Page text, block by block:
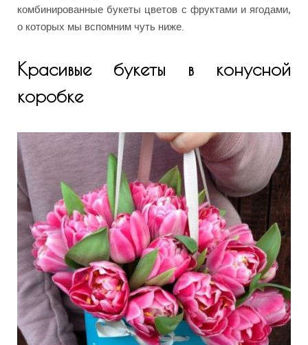
комбинированные букеты цветов с фруктами и ягодами,
о которых мы вспомним чуть ниже.
Красивые букеты в конусной
коробке